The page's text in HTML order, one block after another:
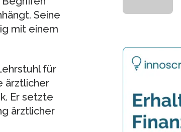
Seine
mit einem
für
ärztlicher
Er setzte
ärztlicher